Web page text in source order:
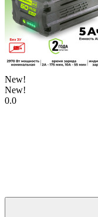
New!
New!
0.0